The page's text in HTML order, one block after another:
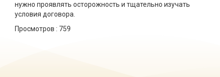
нужно проявлять осторожность и тщательно изучать
условия договора.
Просмотров : 759